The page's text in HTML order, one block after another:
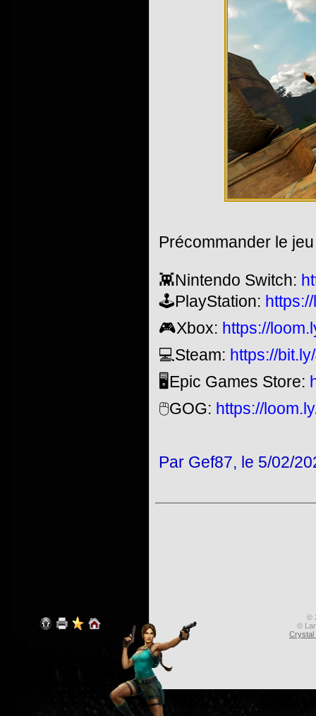
Précommander le
👾Nintendo Switch:
🕹️PlayStation:
🎮Xbox: https://
💻Steam: https://
🖥️Epic Games Store:
🖱️GOG: https://
Par Gef87, le 5/02/
©
©
Crystal